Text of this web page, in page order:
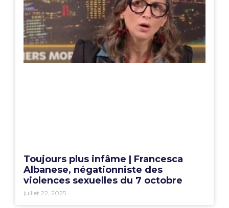
Toujours plus infâme | Francesca
Albanese, négationniste des
violences sexuelles du 7 octobre
juillet 22, 2025